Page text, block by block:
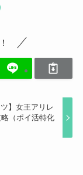
ツ】女王アリレ
（ポイ活特化